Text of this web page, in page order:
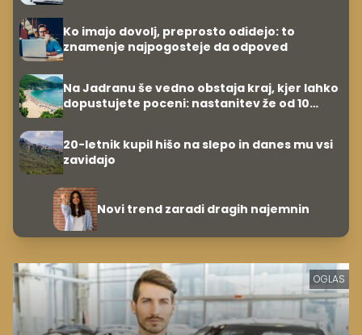
Ko imajo dovolj, preprosto odidejo: to
znamenje najpogosteje da odpoved
Na Jadranu še vedno obstaja kraj, kjer lahko
dopustujete poceni: nastanitev že od 10
20-letnik kupil hišo na slepo in danes mu vsi
zavidajo
Novi trend zaradi dragih najemnin
OGLAS